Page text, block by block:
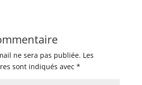
ne sera pas publiée. Les
sont indiqués avec *